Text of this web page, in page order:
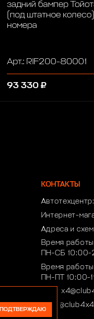
задний бампер
(под штатное
номера
Арт.: RIF200-80001
93 330 ₽
КОНТАКТЫ
Интернет-
Адреса и
Время работы
ПН-СБ 10:00-
Время работы
ПН-ПТ 10:00-
ПОДТВЕРЖДАЮ